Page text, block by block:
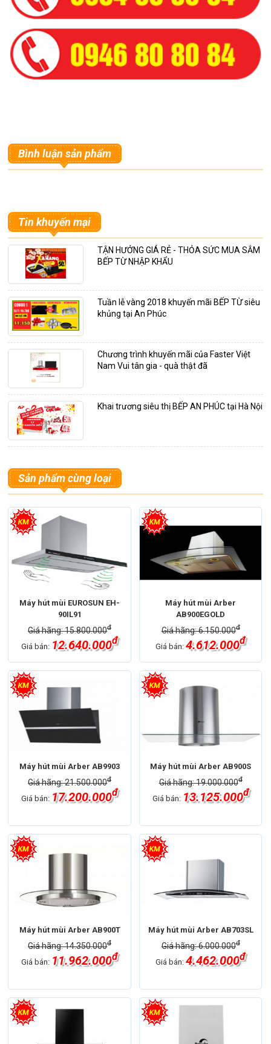
Bình luận sản phẩm
Tin khuyến mại
TẬN HƯỞNG GIÁ RẺ - THỎA SỨC MUA SẮM
BẾP TỪ NHẬP KHẨU
Tuần lễ vàng 2018 khuyến mãi BẾP TỪ siêu
khủng tại An Phúc
Chương trình khuyến mãi của Faster Việt
Nam Vui tân gia - quà thật đã
Khai trương siêu thị BẾP AN PHÚC tại Hà Nội
Sản phẩm cùng loại
Máy hút mùi EUROSUN EH-
90IL91
Giá hãng: 15.800.000đ
Giá bán: 12.640.000đ
Máy hút mùi Arber
AB900EGOLD
Giá hãng: 6.150.000đ
Giá bán:4.612.000đ
Máy hút mùi Arber AB9903
Giá hãng: 21.500.000đ
Giá bán: 17.200.000đ
Máy hút mùi Arber AB900S
Giá hãng: 19.000.000đ
Giá bán: 13.125.000đ
Máy hút mùi Arber AB900T
Giá hãng: 14.350.000đ
Giá bán: 11.962.000đ
Máy hút mùi Arber AB703SL
Giá hãng: 6.000.000đ
Giá bán:4.462.000đ